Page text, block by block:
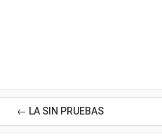
← LA SIN PRUEBAS